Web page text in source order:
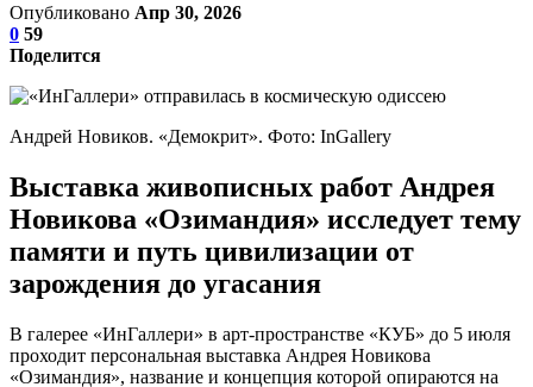
Опубликовано Апр 30, 2026
0 59
Поделится
Андрей Новиков. «Демокрит». Фото: InGallery
Выставка живописных работ Андрея
Новикова «Озимандия» исследует тему
памяти и путь цивилизации от
зарождения до угасания
В галерее «ИнГаллери» в арт-пространстве «КУБ» до 5 июля
проходит персональная выставка Андрея Новикова
«Озимандия», название и концепция которой опираются на